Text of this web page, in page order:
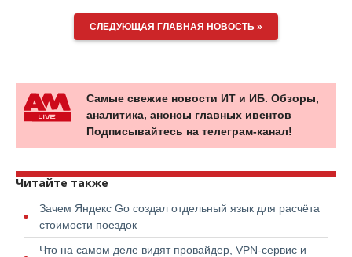
СЛЕДУЮЩАЯ ГЛАВНАЯ НОВОСТЬ »
Самые свежие новости ИТ и ИБ. Обзоры,
аналитика, анонсы главных ивентов
Подписывайтесь на телеграм-канал!
Читайте также
Зачем Яндекс Go создал отдельный язык для расчёта
стоимости поездок
Что на самом деле видят провайдер, VPN-сервис и